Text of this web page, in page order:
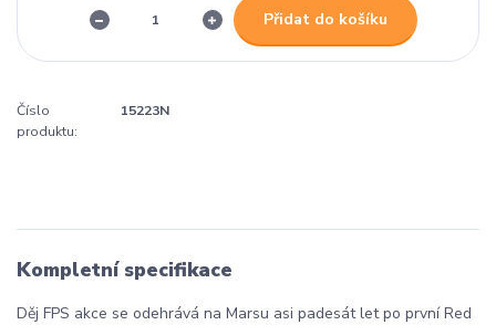
Přidat do košíku
Číslo
produktu:
15223N
Kompletní specifikace
Děj FPS akce se odehrává na Marsu asi padesát let po první Red